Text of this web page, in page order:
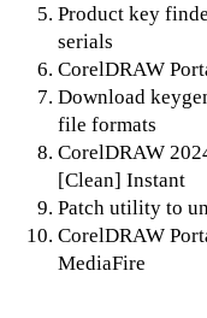
Product key
serials
CorelDRAW
Download
file formats
CorelDRAW
[Clean] Instant
Patch utility to
CorelDRAW
MediaFire